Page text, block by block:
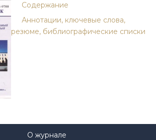
Содержание
Аннотации, ключевые слова,
резюме, библиографические списки
О журнале